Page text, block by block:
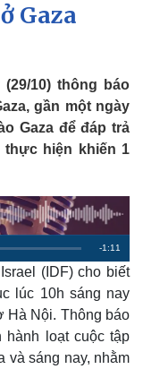
thời tiết
Gaza
10) thông báo
gần một ngày
Gaza để đáp trả
thực hiện khiến 1
R
e
m
i
-1:11
(IDF) cho biết
lúc 10h sáng nay
Hà Nội. Thông báo
hành loạt cuộc tập
và sáng nay, nhằm